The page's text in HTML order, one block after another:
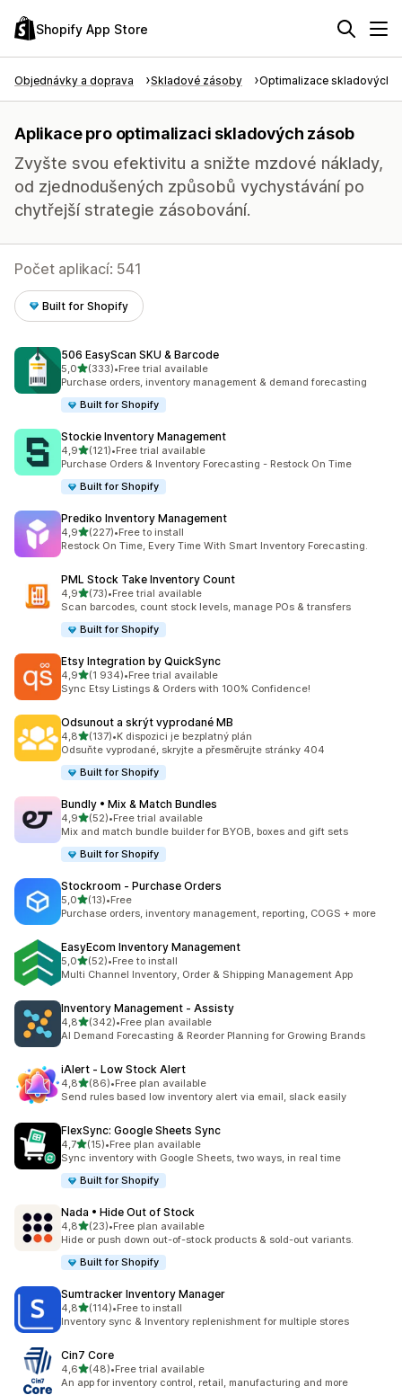
Shopify App Store
Objednávky a doprava Skladové zásoby Optimalizace skladových
Aplikace pro optimalizaci skladových zásob
Zvyšte svou efektivitu a snižte mzdové náklady,
od zjednodušených způsobů vychystávání po
chytřejší strategie zásobování.
Počet aplikací: 541
Built for Shopify
506 EasyScan SKU & Barcode
5,0z 5 hvězd
(333)
Celkový počet recenzí: 333
•Free trial available
Purchase orders, inventory management & demand forecasting
Built for Shopify
Stockie Inventory Management
4,9z 5 hvězd
(121)
Celkový počet recenzí: 121
•Free trial available
Purchase Orders & Inventory Forecasting - Restock On Time
Built for Shopify
Prediko Inventory Management
4,9z 5 hvězd
(227)
Celkový počet recenzí: 227
•Free to install
Restock On Time, Every Time With Smart Inventory Forecasting.
PML Stock Take Inventory Count
4,9z 5 hvězd
(73)
Celkový počet recenzí: 73
•Free trial available
Scan barcodes, count stock levels, manage POs & transfers
Built for Shopify
Etsy Integration by QuickSync
4,9z 5 hvězd
(1 934)
Celkový počet recenzí: 1934
•Free trial available
Sync Etsy Listings & Orders with 100% Confidence!
Odsunout a skrýt vyprodané MB
4,8z 5 hvězd
(137)
Celkový počet recenzí: 137
•K dispozici je bezplatný plán
Odsuňte vyprodané, skryjte a přesměrujte stránky 404
Built for Shopify
Bundly • Mix & Match Bundles
4,9z 5 hvězd
(52)
Celkový počet recenzí: 52
•Free trial available
Mix and match bundle builder for BYOB, boxes and gift sets
Built for Shopify
Stockroom ‑ Purchase Orders
5,0z 5 hvězd
(13)
Celkový počet recenzí: 13
•Free
Purchase orders, inventory management, reporting, COGS + more
EasyEcom Inventory Management
5,0z 5 hvězd
(52)
Celkový počet recenzí: 52
•Free to install
Multi Channel Inventory, Order & Shipping Management App
Inventory Management ‑ Assisty
4,8z 5 hvězd
(342)
Celkový počet recenzí: 342
•Free plan available
AI Demand Forecasting & Reorder Planning for Growing Brands
iAlert ‑ Low Stock Alert
4,8z 5 hvězd
(86)
Celkový počet recenzí: 86
•Free plan available
Send rules based low inventory alert via email, slack easily
FlexSync: Google Sheets Sync
4,7z 5 hvězd
(15)
Celkový počet recenzí: 15
•Free plan available
Sync inventory with Google Sheets, two ways, in real time
Built for Shopify
Nada • Hide Out of Stock
4,8z 5 hvězd
(23)
Celkový počet recenzí: 23
•Free plan available
Hide or push down out-of-stock products & sold-out variants.
Built for Shopify
Sumtracker Inventory Manager
4,8z 5 hvězd
(114)
Celkový počet recenzí: 114
•Free to install
Inventory sync & Inventory replenishment for multiple stores
Cin7 Core
4,6z 5 hvězd
(48)
Celkový počet recenzí: 48
•Free trial available
An app for inventory control, retail, manufacturing and more